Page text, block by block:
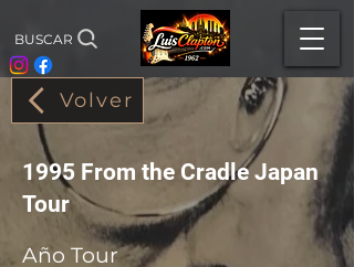
BUSCAR
Volver
1995 From the Cradle Japan
Tour
Año Tour